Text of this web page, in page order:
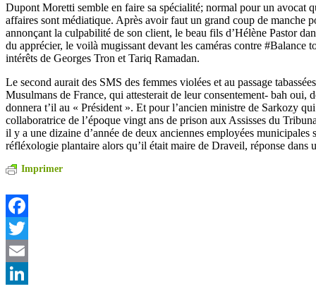
Dupont Moretti semble en faire sa spécialité; normal pour un avocat
affaires sont médiatique. Après avoir faut un grand coup de manche
annonçant la culpabilité de son client, le beau fils d’Hélène Pastor
du apprécier, le voilà mugissant devant les caméras contre #Balance
intérêts de Georges Tron et Tariq Ramadan.
Le second aurait des SMS des femmes violées et au passage
Musulmans de France, qui attesterait de leur consentement- bah oui,
donnera t’il au « Président ». Et pour l’ancien ministre de Sarkozy
collaboratrice de l’époque vingt ans de prison aux Assisses du
il y a une dizaine d’année de deux anciennes employées municipales
réfléxologie plantaire alors qu’il était maire de Draveil, réponse
Imprimer
Facebook
Twitter
Email